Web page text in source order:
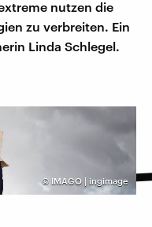
nutzen die
zu verbreiten. Ein
Linda Schlegel.
© IMAGO | ingimage